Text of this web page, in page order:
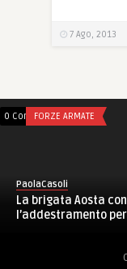
7 Ago, 2013
0 CommentsFORZE ARMATE
PaolaCasoli
La brigata Aosta
l’addestramento